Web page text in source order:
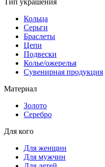
Тип украшения
Кольца
Серьги
Браслеты
Цепи
Подвески
Колье/ожерелья
Сувенирная продукция
Материал
Золото
Серебро
Для кого
Для женщин
Для мужчин